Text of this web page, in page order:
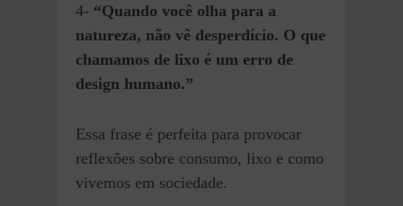
4- “Quando você olha para a
natureza, não vê desperdício. O que
chamamos de lixo é um erro de
design humano.”
Essa frase é perfeita para provocar
reflexões sobre consumo, lixo e como
vivemos em sociedade.